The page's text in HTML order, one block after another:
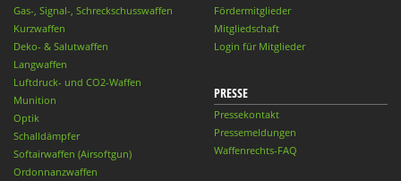
Gas-, Signal-, Schreckschusswaffen
Kurzwaffen
Deko- & Salutwaffen
Langwaffen
Luftdruck- und CO2-Waffen
Munition
Optik
Schalldämpfer
Softairwaffen (Airsoftgun)
Ordonnanzwaffen
Fördermitglieder
Mitgliedschaft
Login für Mitglieder
PRESSE
Pressekontakt
Pressemeldungen
Waffenrechts-FAQ